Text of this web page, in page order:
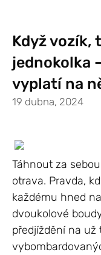
Když vozík,
jednokolka
vyplatí na
19 dubna, 2024
Táhnout za
otrava. Pravda,
každému hned
dvoukolové
předjíždění na už